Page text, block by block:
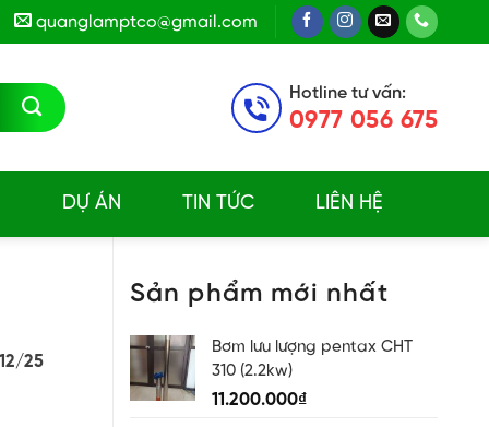
quanglamptco@gmail.com
Hotline tư vấn:
0977 056 675
DỰ ÁN TIN TỨC LIÊN HỆ
Sản phẩm mới nhất
Bơm lưu lượng pentax CHT
310 (2.2kw)
11.200.000₫
25